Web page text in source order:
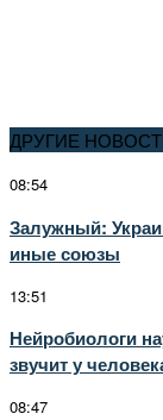
ДРУГИЕ
08:54
Залужный:
иные союзы
13:51
Нейробиологи
звучит у
08:47